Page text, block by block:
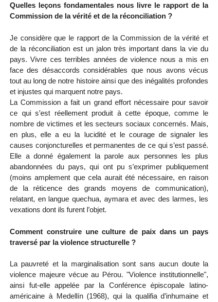
Quelles leçons fondamentales nous livre le rapport de la
Commission de la vérité et de la réconciliation ?
Je considère que le rapport de la Commission de la vérité et
de la réconciliation est un jalon très important dans la vie du
pays. Vivre ces terribles années de violence nous a mis en
face des désaccords considérables que nous avons vécus
tout au long de notre histoire ainsi que des inégalités profondes
et injustes qui marquent notre pays.
La Commission a fait un grand effort nécessaire pour savoir
ce qui s’est réellement produit à cette époque, comme le
nombre de victimes et les secteurs sociaux concernés. Mais,
en plus, elle a eu la lucidité et le courage de signaler les
causes conjoncturelles et permanentes de ce qui s’est passé.
Elle a donné également la parole aux personnes les plus
abandonnées du pays, qui ont pu s’exprimer publiquement
(moins amplement que cela aurait été nécessaire, en raison
de la réticence des grands moyens de communication),
relatant, en langue quechua, aymara et avec des larmes, les
vexations dont ils furent l’objet.
Comment construire une culture de paix dans un pays
traversé par la violence structurelle ?
La pauvreté et la marginalisation sont sans aucun doute la
violence majeure vécue au Pérou. "Violence institutionnelle",
ainsi fut-elle appelée par la Conférence épiscopale latino-
américaine à Medellín (1968), qui la qualifia d’inhumaine et